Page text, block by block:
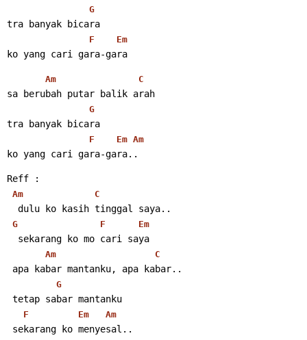
G
tra banyak bicara
F Em
ko yang cari gara-gara
Am C
sa berubah putar balik arah
G
tra banyak bicara
F Em Am
ko yang cari gara-gara..
Reff :
Am C
  dulu ko kasih tinggal saya..
G F Em
  sekarang ko mo cari saya
Am C
apa kabar mantanku, apa kabar..
G
tetap sabar mantanku
F Em Am
sekarang ko menyesal..